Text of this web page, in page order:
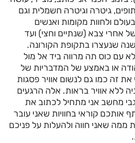
גיטרה וגיטרה חשמלית וגם
ולחוות מקומות ואנשים
אחרי צבא (שנתיים וחצי) ועד
שנעצרו בתקופת הקורונה.
עם כוס תה מרווה ביד אל מול
או באמצע של המדבריות של
את זה כמו גם לנשום אוויר פסגות
ללא אוויר בראות. אלה הרגעים
מחשב אני מתחיל לכתוב את
אותכם קוראי בחוויות שאני עובר
ממה שאני חווה ולהעלות על פניכם